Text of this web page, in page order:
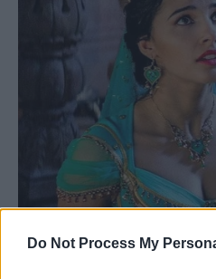
Do Not Process My